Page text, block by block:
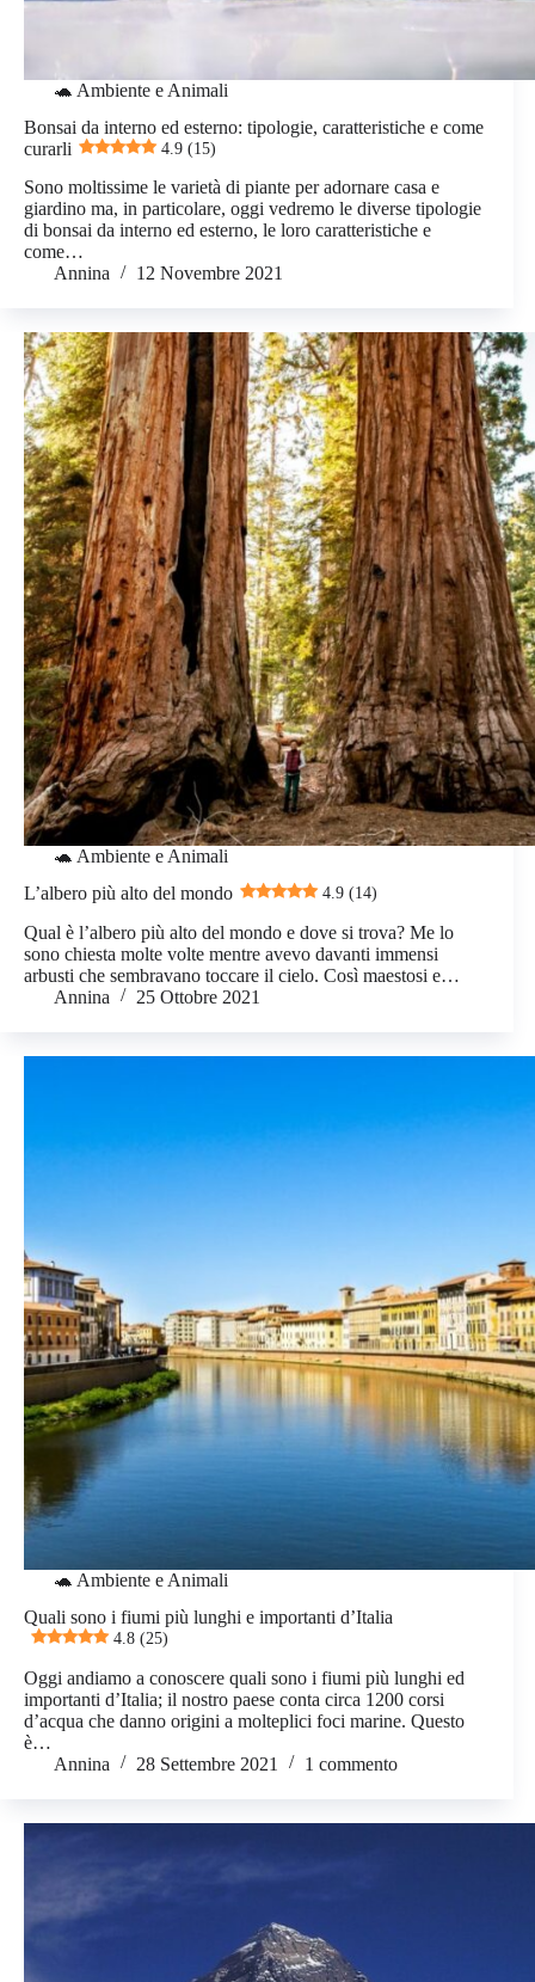
🐢 Ambiente e Animali
Bonsai da interno ed esterno: tipologie, caratteristiche e come
curarli
4.9 (15)
Sono moltissime le varietà di piante per adornare casa e
giardino ma, in particolare, oggi vedremo le diverse tipologie
di bonsai da interno ed esterno, le loro caratteristiche e
come…
Annina
12 Novembre 2021
🐢 Ambiente e Animali
L’albero più alto del mondo
4.9 (14)
Qual è l’albero più alto del mondo e dove si trova? Me lo
sono chiesta molte volte mentre avevo davanti immensi
arbusti che sembravano toccare il cielo. Così maestosi e…
Annina
25 Ottobre 2021
🐢 Ambiente e Animali
Quali sono i fiumi più lunghi e importanti d’Italia
4.8 (25)
Oggi andiamo a conoscere quali sono i fiumi più lunghi ed
importanti d’Italia; il nostro paese conta circa 1200 corsi
d’acqua che danno origini a molteplici foci marine. Questo
è…
Annina
28 Settembre 2021 1 commento